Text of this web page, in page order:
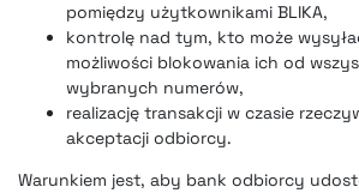
pomiędzy użytkownikami BLIKA,
kontrolę nad tym, kto może
możliwości blokowania ich od
wybranych numerów,
realizację transakcji w czasie
akceptacji odbiorcy.
Warunkiem jest, aby bank odbiorcy